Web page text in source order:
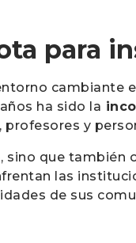
para
cambiante
ha sido la
y
sino que también
las
de sus